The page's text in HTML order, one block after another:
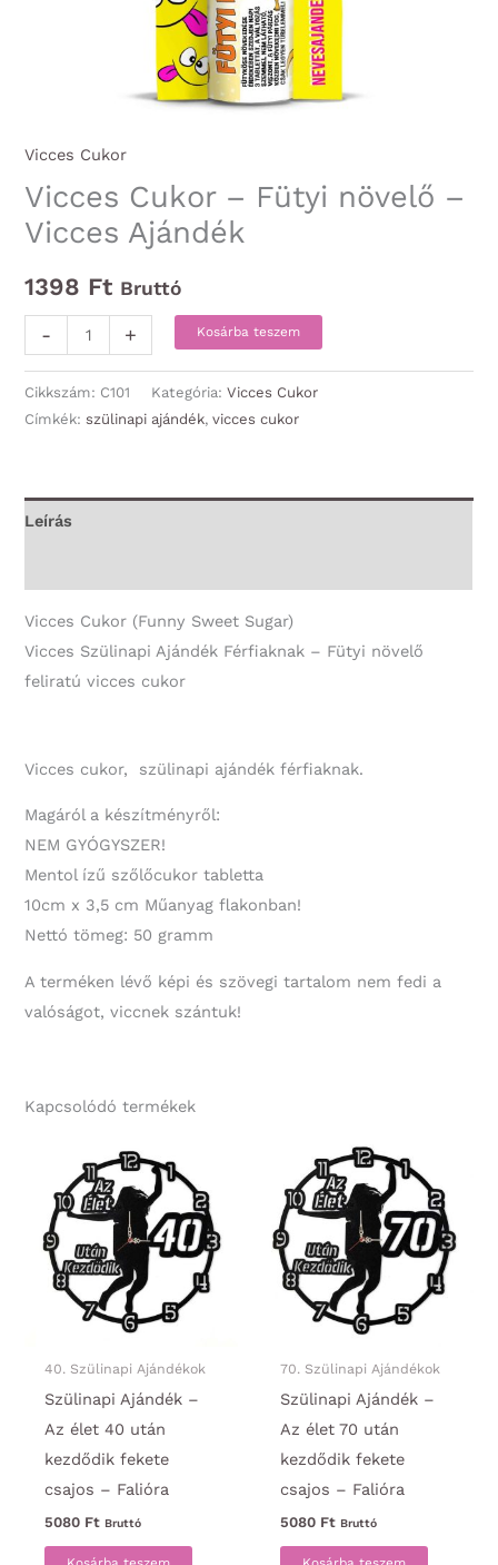
Vicces Cukor
Vicces Cukor – Fütyi növelő –
Vicces Ajándék
1398 Ft Bruttó
-
Cukor
-
Fütyi
+ Kosárba teszem
Cikkszám: C101 Kategória:Vicces Cukor
Címkék:szülinapi ajándék,vicces cukor
Leírás
Vicces Cukor (Funny Sweet Sugar)
Vicces Szülinapi Ajándék Férfiaknak – Fütyi növelő
feliratú vicces cukor
Vicces cukor, szülinapi ajándék férfiaknak.
Magáról a készítményről:
NEM GYÓGYSZER!
Mentol ízű szőlőcukor tabletta
10cm x 3,5 cm Műanyag flakonban!
Nettó tömeg: 50 gramm
A terméken lévő képi és szövegi tartalom nem fedi a
valóságot, viccnek szántuk!
Kapcsolódó termékek
40. Szülinapi Ajándékok
Szülinapi Ajándék –
Az élet 40 után
kezdődik fekete
csajos – Falióra
5080 Ft Bruttó
70. Szülinapi Ajándékok
Szülinapi Ajándék –
Az élet 70 után
kezdődik fekete
csajos – Falióra
5080 Ft Bruttó